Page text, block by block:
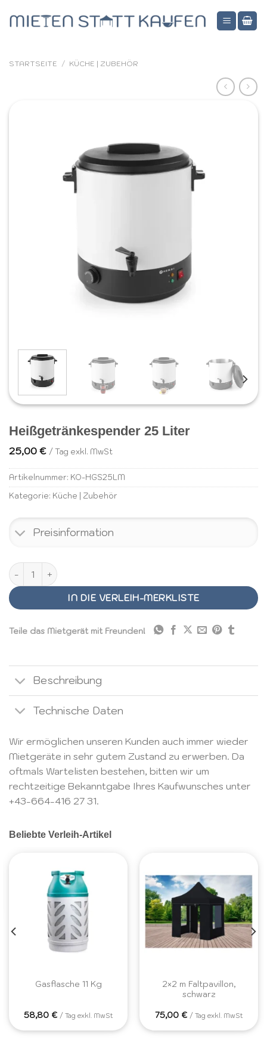
Inhalt
STARTSEITE / KÜCHE | ZUBEHÖR
Heißgetränkespender 25 Liter
25,00 € / Tag exkl. MwSt
Artikelnummer: KO-HGS25LM
Kategorie: Küche | Zubehör
Preisinformation
Heißgetränkespender 25 Liter Menge
IN DIE VERLEIH-MERKLISTE
Teile das Mietgerät mit Freunden!
Beschreibung
Technische Daten
Wir ermöglichen unseren Kunden auch immer wieder
Mietgeräte in sehr gutem Zustand zu erwerben. Da
oftmals Wartelisten bestehen, bitten wir um
rechtzeitige Bekanntgabe Ihres Kaufwunsches unter
+43-664-416 27 31.
Beliebte Verleih-Artikel
Gasflasche 11 Kg
58,80 € / Tag exkl. MwSt
2×2 m Faltpavillon,
schwarz
75,00 € / Tag exkl. MwSt